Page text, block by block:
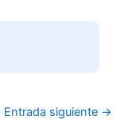
Entrada siguiente →